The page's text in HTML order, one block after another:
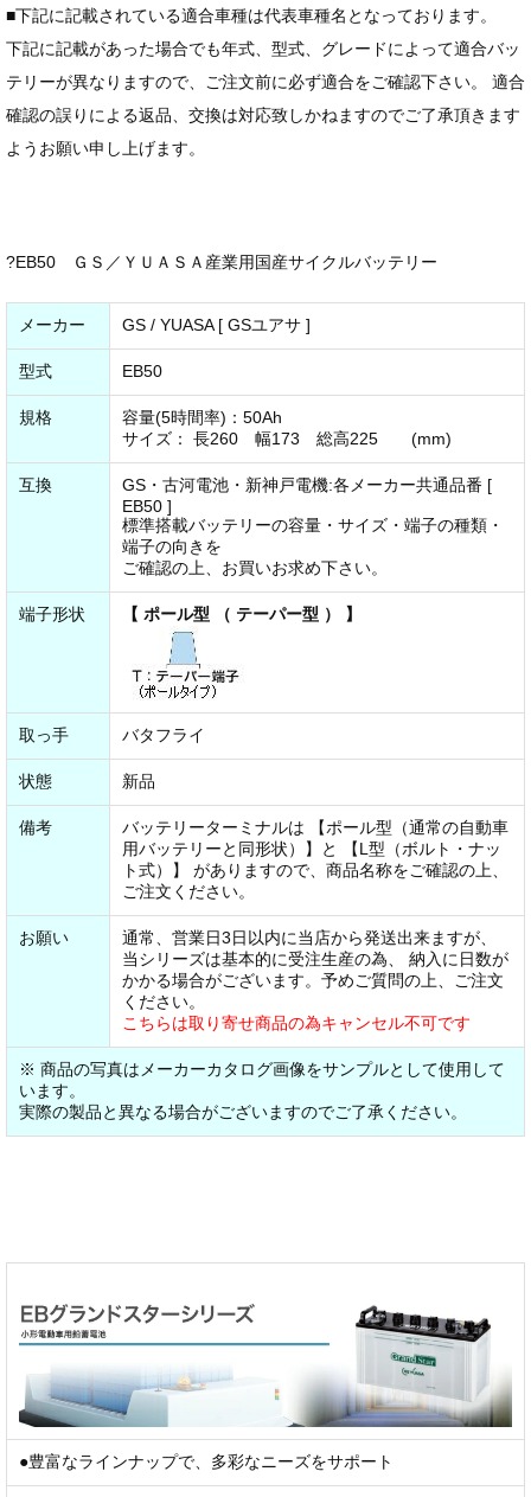
■下記に記載されている適合車種は代表車種名となっております。
下記に記載があった場合でも年式、型式、グレードによって適合バッ
テリーが異なりますので、ご注文前に必ず適合をご確認下さい。 適合
確認の誤りによる返品、交換は対応致しかねますのでご了承頂きます
ようお願い申し上げます。
?EB50 ＧＳ／ＹＵＡＳＡ産業用国産サイクルバッテリー
メーカー GS / YUASA [ GSユアサ ]
型式 EB50
規格
容量(5時間率)：50Ah
サイズ： 長260 幅173 総高225 (mm)
互換
GS・古河電池・新神戸電機:各メーカー共通品番 [
EB50 ]
標準搭載バッテリーの容量・サイズ・端子の種類・
端子の向きを
ご確認の上、お買いお求め下さい。
端子形状 【 ポール型 （ テーパー型 ） 】
取っ手 バタフライ
状態 新品
備考
バッテリーターミナルは 【ポール型（通常の自動車
用バッテリーと同形状）】と 【L型（ボルト・ナッ
ト式）】 がありますので、商品名称をご確認の上、
ご注文ください。
お願い
通常、営業日3日以内に当店から発送出来ますが、
当シリーズは基本的に受注生産の為、 納入に日数が
かかる場合がございます。予めご質問の上、ご注文
ください。
こちらは取り寄せ商品の為キャンセル不可です
※ 商品の写真はメーカーカタログ画像をサンプルとして使用して
います。
実際の製品と異なる場合がございますのでご了承ください。
●豊富なラインナップで、多彩なニーズをサポート